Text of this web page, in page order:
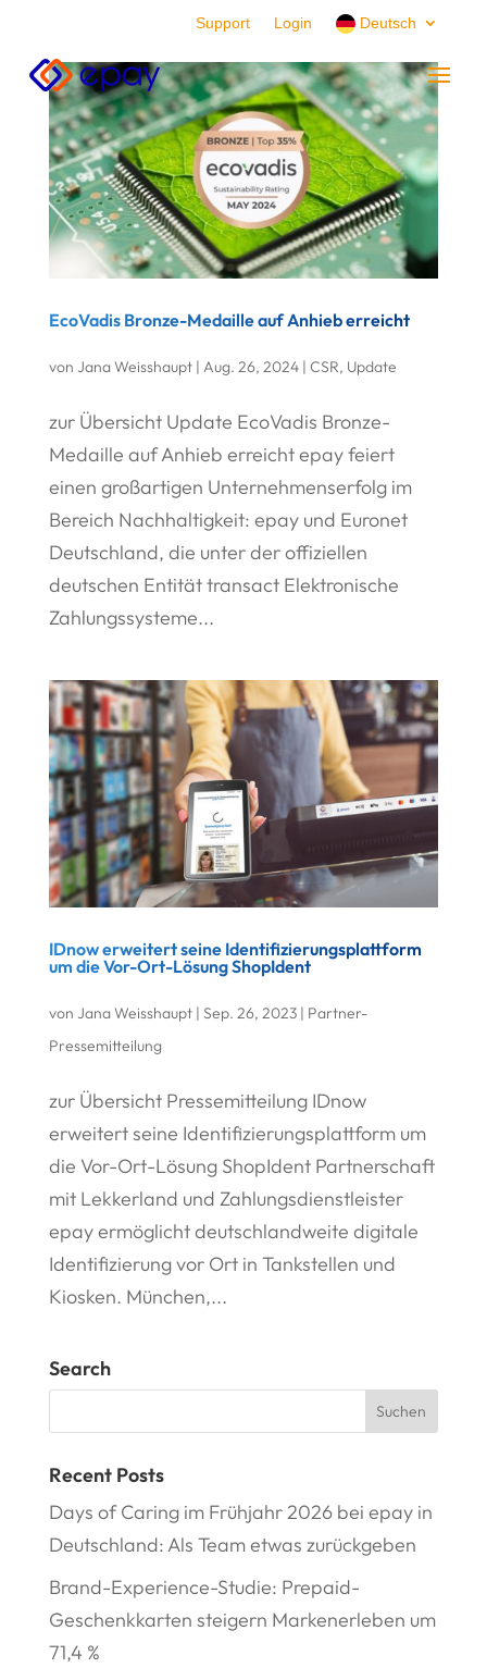
Support Login Deutsch
EcoVadis Bronze-Medaille auf Anhieb erreicht
von Jana Weisshaupt| Aug. 26, 2024| CSR, Update
zur Übersicht Update EcoVadis Bronze-
Medaille auf Anhieb erreicht epay feiert
einen großartigen Unternehmenserfolg im
Bereich Nachhaltigkeit: epay und Euronet
Deutschland, die unter der offiziellen
deutschen Entität transact Elektronische
Zahlungssysteme...
IDnow erweitert seine Identifizierungsplattform
um die Vor-Ort-Lösung ShopIdent
von Jana Weisshaupt| Sep. 26, 2023| Partner-
Pressemitteilung
zur Übersicht Pressemitteilung IDnow
erweitert seine Identifizierungsplattform um
die Vor-Ort-Lösung ShopIdent Partnerschaft
mit Lekkerland und Zahlungsdienstleister
epay ermöglicht deutschlandweite digitale
Identifizierung vor Ort in Tankstellen und
Kiosken. München,...
Search
Recent Posts
Days of Caring im Frühjahr 2026 bei epay in
Deutschland: Als Team etwas zurückgeben
Brand-Experience-Studie: Prepaid-
Geschenkkarten steigern Markenerleben um
71,4 %